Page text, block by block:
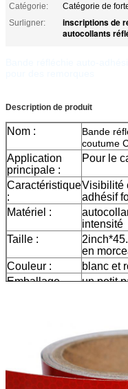
Catégorie:
Catégorie de
Surligner:
inscriptions de
autocollants
Description de produit
Nom :
Bande
coutume
Application
principale :
Pour le
Caractéristique
:
Visibilité
adhésif
Matériel :
intensité
Taille :
en
Couleur :
blanc et
Emballage
un petit